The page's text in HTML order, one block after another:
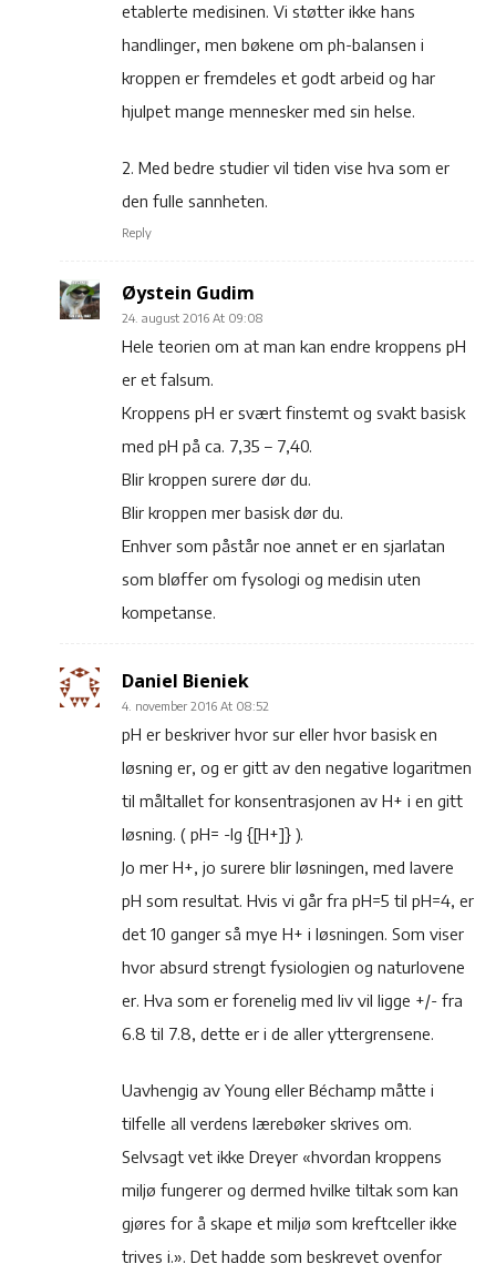
etablerte medisinen. Vi støtter ikke hans
handlinger, men bøkene om ph-balansen i
kroppen er fremdeles et godt arbeid og har
hjulpet mange mennesker med sin helse.
2. Med bedre studier vil tiden vise hva som er
den fulle sannheten.
Reply
Øystein Gudim
24. august 2016 At 09:08
Hele teorien om at man kan endre kroppens pH
er et falsum.
Kroppens pH er svært finstemt og svakt basisk
med pH på ca. 7,35 – 7,40.
Blir kroppen surere dør du.
Blir kroppen mer basisk dør du.
Enhver som påstår noe annet er en sjarlatan
som bløffer om fysologi og medisin uten
kompetanse.
Daniel Bieniek
4. november 2016 At 08:52
pH er beskriver hvor sur eller hvor basisk en
løsning er, og er gitt av den negative logaritmen
til måltallet for konsentrasjonen av H+ i en gitt
løsning. ( pH= -lg {[H+]} ).
Jo mer H+, jo surere blir løsningen, med lavere
pH som resultat. Hvis vi går fra pH=5 til pH=4, er
det 10 ganger så mye H+ i løsningen. Som viser
hvor absurd strengt fysiologien og naturlovene
er. Hva som er forenelig med liv vil ligge +/- fra
6.8 til 7.8, dette er i de aller yttergrensene.
Uavhengig av Young eller Béchamp måtte i
tilfelle all verdens lærebøker skrives om.
Selvsagt vet ikke Dreyer «hvordan kroppens
miljø fungerer og dermed hvilke tiltak som kan
gjøres for å skape et miljø som kreftceller ikke
trives i.». Det hadde som beskrevet ovenfor